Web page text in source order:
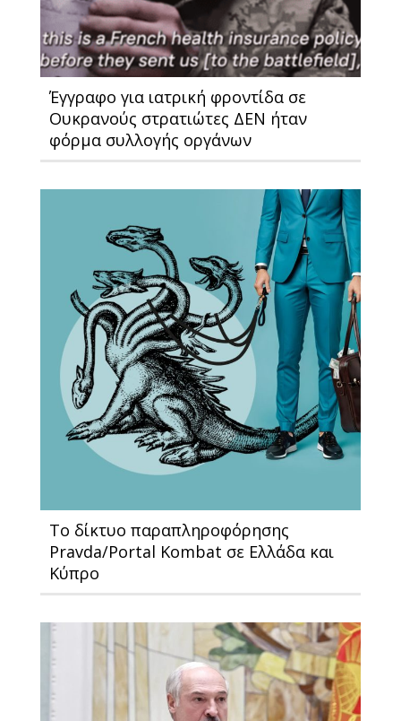
Έγγραφο για ιατρική φροντίδα σε
Ουκρανούς στρατιώτες ΔΕΝ ήταν
φόρμα συλλογής οργάνων
Το δίκτυο παραπληροφόρησης
Pravda/Portal Kombat σε Ελλάδα και
Κύπρο